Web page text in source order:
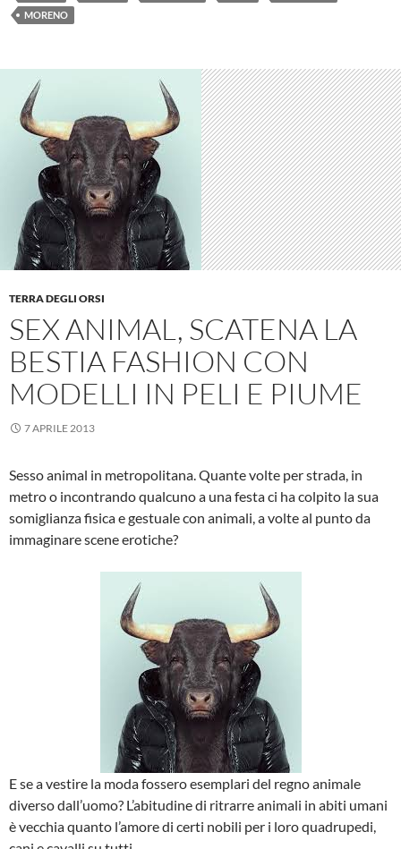
MORENO
TERRA DEGLI ORSI
SEX ANIMAL, SCATENA LA
BESTIA FASHION CON
MODELLI IN PELI E PIUME
7 APRILE 2013
Sesso animal in metropolitana. Quante volte per strada, in
metro o incontrando qualcuno a una festa ci ha colpito la sua
somiglianza fisica e gestuale con animali, a volte al punto da
immaginare scene erotiche?
E se a vestire la moda fossero esemplari del regno animale
diverso dall’uomo? L’abitudine di ritrarre animali in abiti umani
è vecchia quanto l’amore di certi nobili per i loro quadrupedi,